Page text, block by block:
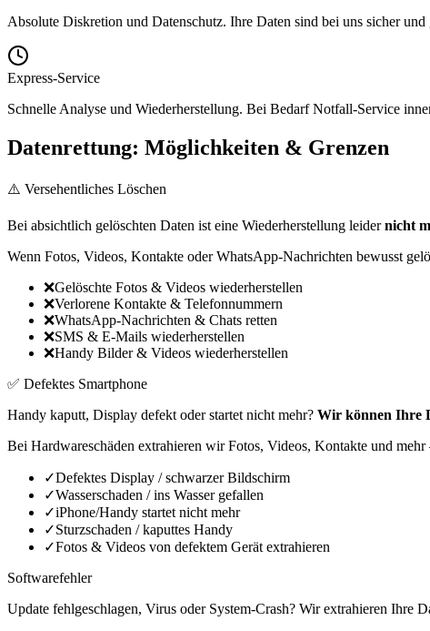
Absolute Diskretion und Datenschutz. Ihre Daten sind bei uns sicher und
Express-Service
Schnelle Analyse und Wiederherstellung. Bei Bedarf Notfall-Service
Datenrettung: Möglichkeiten & Grenzen
⚠️ Versehentliches Löschen
Bei absichtlich gelöschten Daten ist eine Wiederherstellung leidernicht
Wenn Fotos, Videos, Kontakte oder WhatsApp-Nachrichten bewusst
❌Gelöschte Fotos & Videos wiederherstellen
❌Verlorene Kontakte & Telefonnummern
❌WhatsApp-Nachrichten & Chats retten
❌SMS & E-Mails wiederherstellen
❌Handy Bilder & Videos wiederherstellen
✅ Defektes Smartphone
Handy kaputt, Display defekt oder startet nicht mehr? Wir können Ihre
Bei Hardwareschäden extrahieren wir Fotos, Videos, Kontakte und
✓Defektes Display / schwarzer Bildschirm
✓Wasserschaden / ins Wasser gefallen
✓iPhone/Handy startet nicht mehr
✓Sturzschaden / kaputtes Handy
✓Fotos & Videos von defektem Gerät extrahieren
Softwarefehler
Update fehlgeschlagen, Virus oder System-Crash? Wir extrahieren Ihre